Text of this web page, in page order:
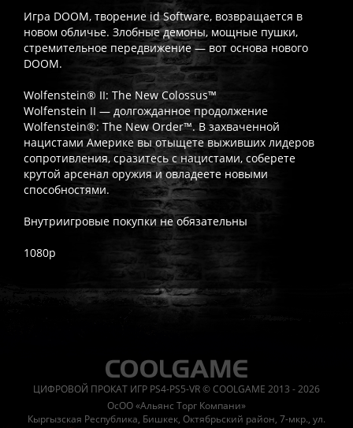
Игра DOOM, творение id Software, возвращается в
новом обличье. Злобные демоны, мощные пушки,
стремительное передвижение — вот основа нового
DOOM.
Wolfenstein® II: The New Colossus™
Wolfenstein II — долгожданное продолжение
Wolfenstein®: The New Order™. В захваченной
нацистами Америке вы отыщете выживших лидеров
сопротивления, сразитесь с нацистами, соберете
крутой арсенал оружия и овладеете новыми
способностями.
Внутриигровые покупки не обязательны
1080p
Часто спрашивают
Работает ли русский язык? Если локализация игры для
Что если игра не запускается?Свяжитесь с нашей
Есть ли поддержка после покупки?Да, наша поддержка
ЦИФРОВОЙ ПРОКАТ ИГР PS4-PS5-VR © COOLGAME 2013 - 2026
ОсОО «Альянс Торг Компани»
Кыргызская Республика, Бишкек, Октябрьский район, 7-мкр., ул.